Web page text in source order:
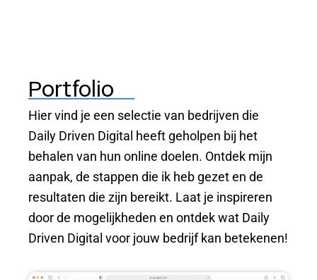
Portfolio
Hier vind je een selectie van bedrijven die
Daily Driven Digital heeft geholpen bij het
behalen van hun online doelen. Ontdek mijn
aanpak, de stappen die ik heb gezet en de
resultaten die zijn bereikt. Laat je inspireren
door de mogelijkheden en ontdek wat Daily
Driven Digital voor jouw bedrijf kan betekenen!